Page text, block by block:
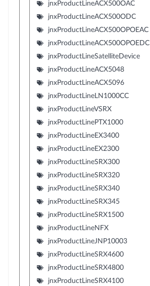
jnxProductLineACX500OAC
jnxProductLineACX500ODC
jnxProductLineACX500OPOEAC
jnxProductLineACX500OPOEDC
jnxProductLineSatelliteDevice
jnxProductLineACX5048
jnxProductLineACX5096
jnxProductLineLN1000CC
jnxProductLineVSRX
jnxProductLinePTX1000
jnxProductLineEX3400
jnxProductLineEX2300
jnxProductLineSRX300
jnxProductLineSRX320
jnxProductLineSRX340
jnxProductLineSRX345
jnxProductLineSRX1500
jnxProductLineNFX
jnxProductLineJNP10003
jnxProductLineSRX4600
jnxProductLineSRX4800
jnxProductLineSRX4100